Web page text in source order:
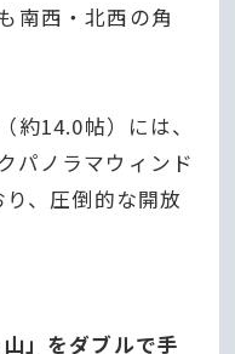
南西・北西の角
約14.0帖）には、
パノラマウィンド
、圧倒的な開放
」をダブルで手